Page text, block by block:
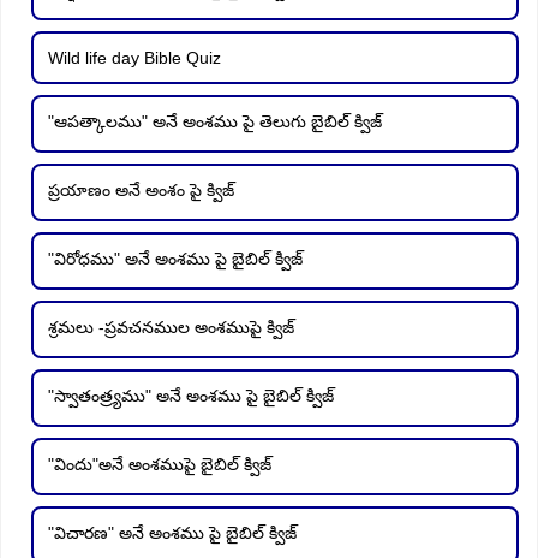
Wild life day Bible Quiz
"ఆపత్కాలము" అనే అంశము పై తెలుగు బైబిల్ క్విజ్
ప్రయాణం అనే అంశం పై క్విజ్
"విరోధము" అనే అంశము పై బైబిల్ క్విజ్
శ్రమలు -ప్రవచనముల అంశముపై క్విజ్
"స్వాతంత్ర్యము" అనే అంశము పై బైబిల్ క్విజ్
"విందు"అనే అంశముపై బైబిల్ క్విజ్
"విచారణ" అనే అంశము పై బైబిల్ క్విజ్